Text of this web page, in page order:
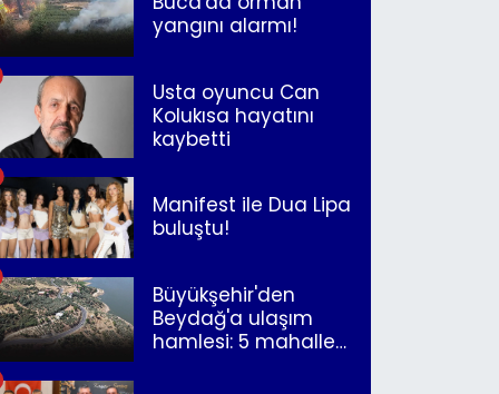
yangını alarmı!
Usta oyuncu Can
Kolukısa hayatını
kaybetti
Manifest ile Dua Lipa
buluştu!
Büyükşehir'den
Beydağ'a ulaşım
hamlesi: 5 mahalle